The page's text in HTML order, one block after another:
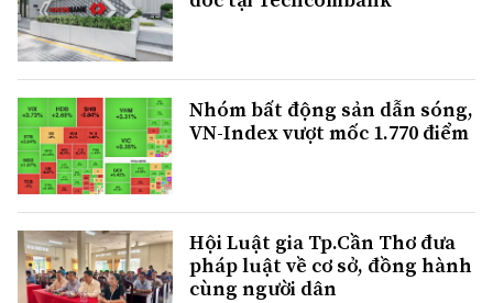
Nhóm bất động sản dẫn sóng,
VN-Index vượt mốc 1.770 điểm
Hội Luật gia Tp.Cần Thơ đưa
pháp luật về cơ sở, đồng hành
cùng người dân